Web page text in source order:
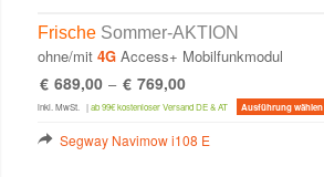
Frische Sommer-AKTION
ohne/mit 4GAccess+ Mobilfunkmodul
€ 689,00 – € 769,00
inkl. MwSt. |ab 99€ kostenloser Versand DE & AT Ausführung wählen
Segway Navimow i108 E